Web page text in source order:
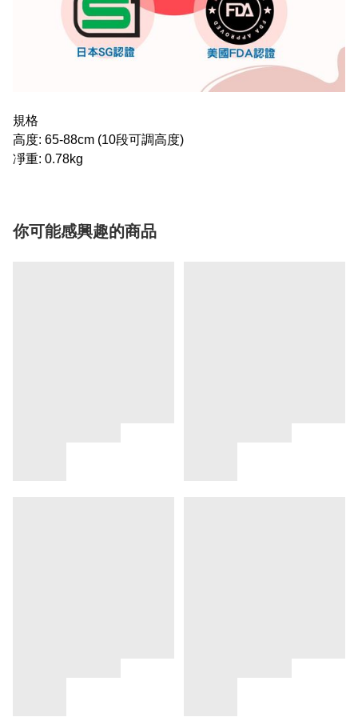
規格
高度: 65-88cm (10段可調高度)
凈重: 0.78kg
你可能感興趣的商品